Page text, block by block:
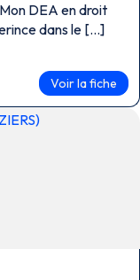
DEA en droit
dans le […]
Voir la fiche